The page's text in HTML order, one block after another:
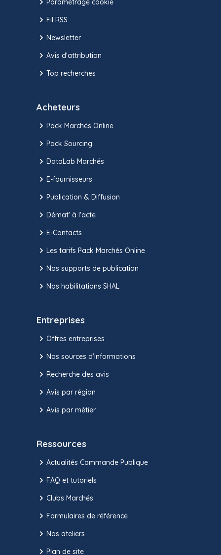
Fil RSS
Newsletter
Avis d'attribution
Top recherches
Acheteurs
Pack Marchés Online
Pack Sourcing
DataLab Marchés
E-fournisseurs
Publication & Diffusion
Démat' à l'acte
E-Contacts
Les tarifs Pack Marchés Online
Nos supports de publication
Nos habilitations SHAL
Entreprises
Offres entreprises
Nos sources d'informations
Recherche des avis
Avis par région
Avis par métier
Ressources
Actualités Commande Publique
FAQ et tutoriels
Clubs Marchés
Formulaires de référence
Nos ateliers
Plan de site